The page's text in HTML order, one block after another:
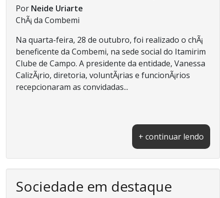
Por Neide Uriarte
ChÃ¡ da Combemi
Na quarta-feira, 28 de outubro, foi realizado o chÃ¡
beneficente da Combemi, na sede social do Itamirim
Clube de Campo. A presidente da entidade, Vanessa
CalizÃ¡rio, diretoria, voluntÃ¡rias e funcionÃ¡rios
recepcionaram as convidadas...
+ continuar lendo
Sociedade em destaque